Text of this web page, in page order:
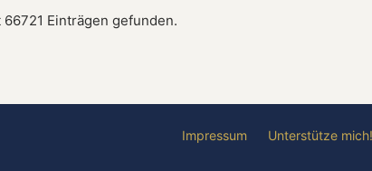
Einträgen gefunden.
Impressum Unterstütze mich!